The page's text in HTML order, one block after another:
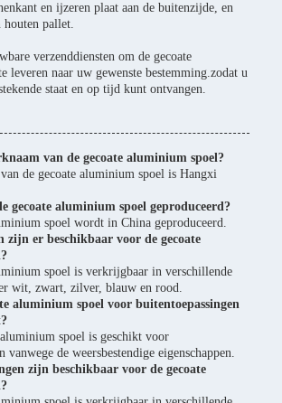
en ijzeren plaat aan de buitenzijde, en
houten pallet.
verzenddiensten om de gecoate
leveren naar uw gewenste bestemming.zodat u
staat en op tijd kunt ontvangen.
van de gecoate aluminium spoel?
de gecoate aluminium spoel is Hangxi
gecoate aluminium spoel geproduceerd?
spoel wordt in China geproduceerd.
zijn er beschikbaar voor de gecoate
spoel is verkrijgbaar in verschillende
wit, zwart, zilver, blauw en rood.
aluminium spoel voor buitentoepassingen
spoel is geschikt voor
vanwege de weersbestendige eigenschappen.
zijn beschikbaar voor de gecoate